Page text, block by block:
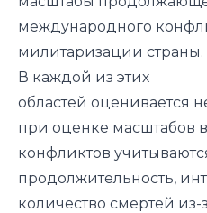
международного
милитаризации страны.
В каждой из этих
областей оценивается
при оценке масштабов
конфликтов
продолжительность,
количество смертей из-